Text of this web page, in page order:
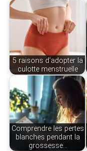
5 raisons d'adopter la
culotte menstruelle
Comprendre les pertes
blanches pendant la
grossesse…